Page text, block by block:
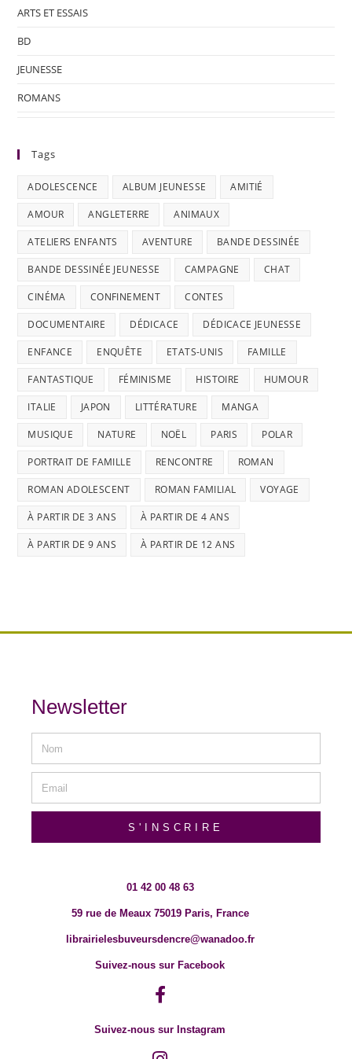
ARTS ET ESSAIS
BD
JEUNESSE
ROMANS
Tags
ADOLESCENCE ALBUM JEUNESSE AMITIÉ
AMOUR ANGLETERRE ANIMAUX
ATELIERS ENFANTS AVENTURE BANDE DESSINÉE
BANDE DESSINÉE JEUNESSE CAMPAGNE CHAT
CINÉMA CONFINEMENT CONTES
DOCUMENTAIRE DÉDICACE DÉDICACE JEUNESSE
ENFANCE ENQUÊTE ETATS-UNIS FAMILLE
FANTASTIQUE FÉMINISME HISTOIRE HUMOUR
ITALIE JAPON LITTÉRATURE MANGA
MUSIQUE NATURE NOËL PARIS POLAR
PORTRAIT DE FAMILLE RENCONTRE ROMAN
ROMAN ADOLESCENT ROMAN FAMILIAL VOYAGE
À PARTIR DE 3 ANS À PARTIR DE 4 ANS
À PARTIR DE 9 ANS À PARTIR DE 12 ANS
Newsletter
S'INSCRIRE
01 42 00 48 63
59 rue de Meaux 75019 Paris, France
librairielesbuveursdencre@wanadoo.fr
Suivez-nous sur Facebook
Suivez-nous sur Instagram